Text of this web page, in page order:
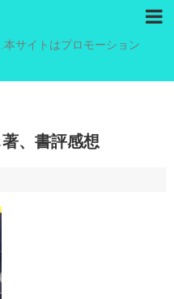
サイトはプロモーション
、書評感想